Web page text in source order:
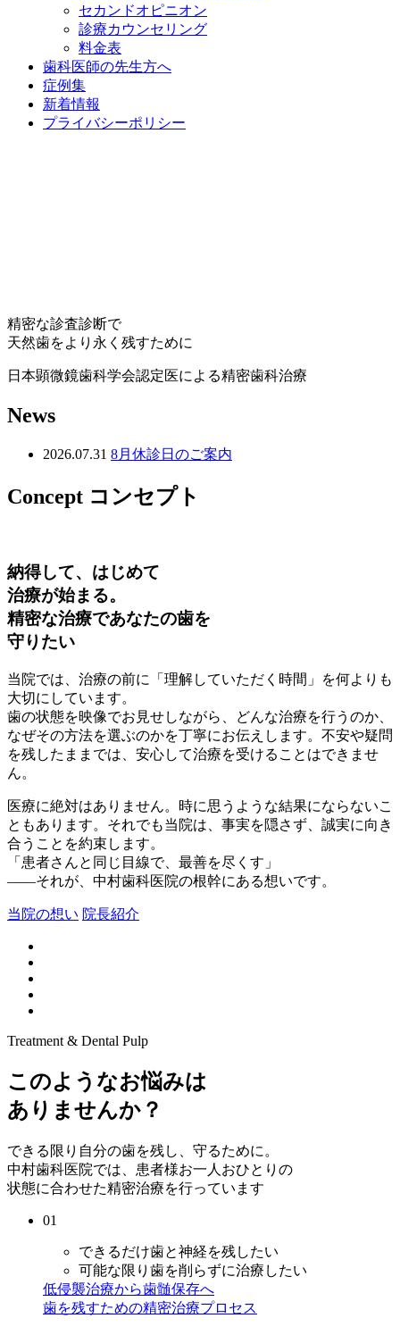
セカンドオピニオン
診療カウンセリング
料金表
歯科医師の先生方へ
症例集
新着情報
プライバシーポリシー
精密な診査診断で
天然歯をより永く残すために
日本顕微鏡歯科学会認定医による精密歯科治療
News
2026.07.31 8月休診日のご案内
Concept コンセプト
納得して、はじめて
治療が始まる。
精密な治療であなたの歯を
守りたい
当院では、治療の前に「理解していただく時間」を何よりも
大切にしています。
歯の状態を映像でお見せしながら、どんな治療を行うのか、
なぜその方法を選ぶのかを丁寧にお伝えします。不安や疑問
を残したままでは、安心して治療を受けることはできませ
ん。
医療に絶対はありません。時に思うような結果にならないこ
ともあります。それでも当院は、事実を隠さず、誠実に向き
合うことを約束します。
「患者さんと同じ目線で、最善を尽くす」
――それが、中村歯科医院の根幹にある想いです。
当院の想い 院長紹介
Treatment & Dental Pulp
このようなお悩みは
ありませんか？
できる限り自分の歯を残し、守るために。
中村歯科医院では、患者様お一人おひとりの
状態に合わせた精密治療を行っています
01
できるだけ歯と神経を残したい
可能な限り歯を削らずに治療したい
低侵襲治療から歯髄保存へ
歯を残すための精密治療プロセス